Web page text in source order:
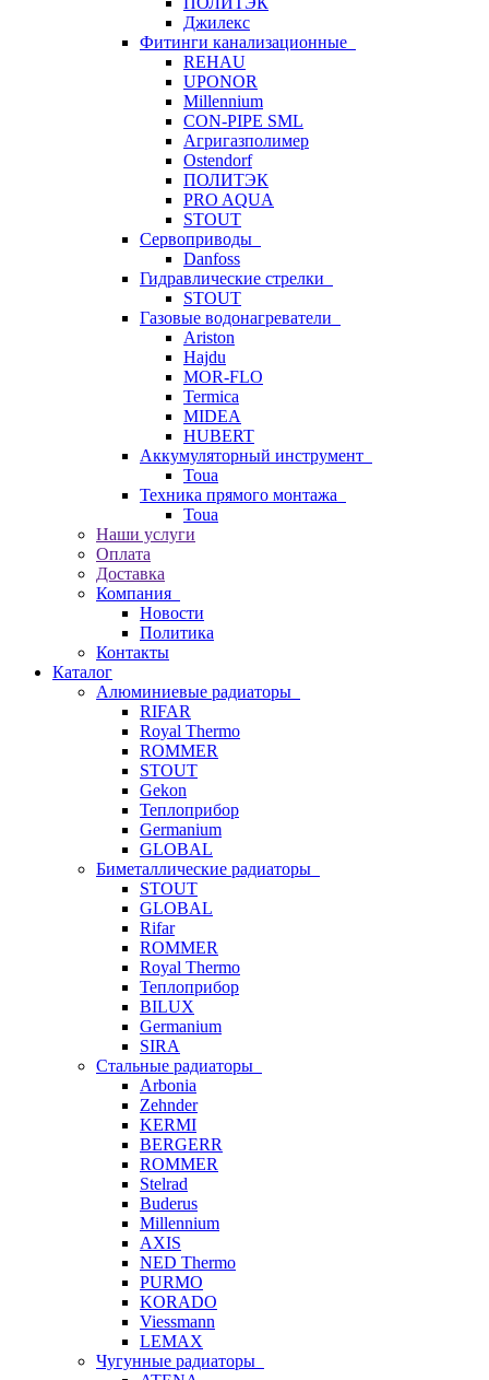
Джилекс
Фитинги канализационные
REHAU
UPONOR
Millennium
CON-PIPE SML
Агригазполимер
Ostendorf
ПОЛИТЭК
PRO AQUA
STOUT
Сервоприводы
Danfoss
Гидравлические стрелки
STOUT
Газовые водонагреватели
Ariston
Hajdu
MOR-FLO
Termica
MIDEA
HUBERT
Аккумуляторный инструмент
Toua
Техника прямого монтажа
Toua
Наши услуги
Оплата
Доставка
Компания
Новости
Политика
Контакты
Каталог
Алюминиевые радиаторы
RIFAR
Royal Thermo
ROMMER
STOUT
Gekon
Теплоприбор
Germanium
GLOBAL
Биметаллические радиаторы
STOUT
GLOBAL
Rifar
ROMMER
Royal Thermo
Теплоприбор
BILUX
Germanium
SIRA
Стальные радиаторы
Arbonia
Zehnder
KERMI
BERGERR
ROMMER
Stelrad
Buderus
Millennium
AXIS
NED Thermo
PURMO
KORADO
Viessmann
LEMAX
Чугунные радиаторы